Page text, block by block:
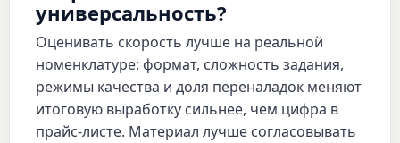
универсальность?
Оценивать скорость лучше на реальной
номенклатуре: формат, сложность задания,
режимы качества и доля переналадок меняют
итоговую выработку сильнее, чем цифра в
прайс-листе. Материал лучше согласовывать